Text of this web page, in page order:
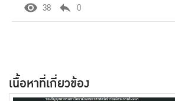
38 0
เนื้อหาที่เกี่ยวข้อง